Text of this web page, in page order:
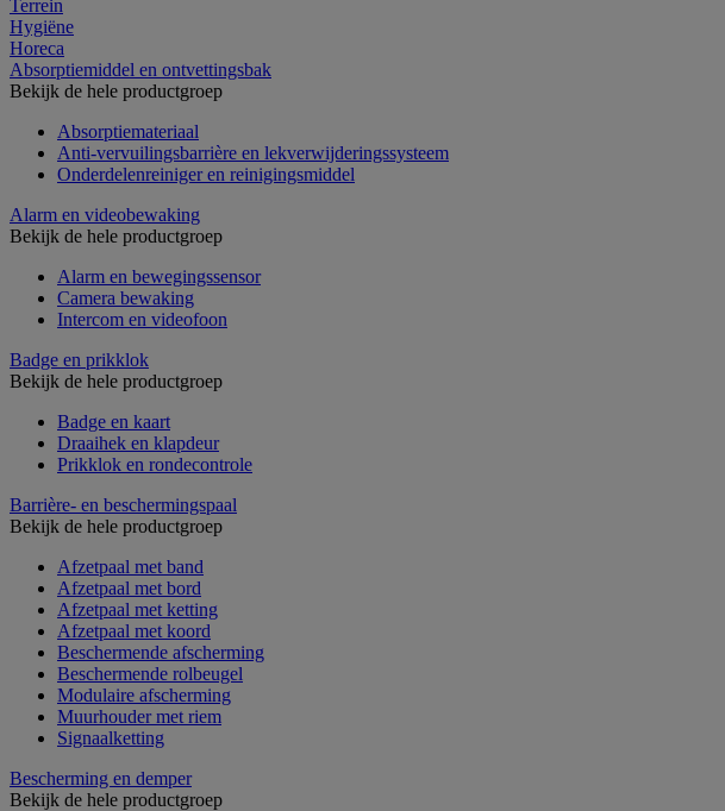
Terrein
Hygiëne
Horeca
Absorptiemiddel en ontvettingsbak
Bekijk de hele productgroep
Absorptiemateriaal
Anti-vervuilingsbarrière en lekverwijderingssysteem
Onderdelenreiniger en reinigingsmiddel
Alarm en videobewaking
Bekijk de hele productgroep
Alarm en bewegingssensor
Camera bewaking
Intercom en videofoon
Badge en prikklok
Bekijk de hele productgroep
Badge en kaart
Draaihek en klapdeur
Prikklok en rondecontrole
Barrière- en beschermingspaal
Bekijk de hele productgroep
Afzetpaal met band
Afzetpaal met bord
Afzetpaal met ketting
Afzetpaal met koord
Beschermende afscherming
Beschermende rolbeugel
Modulaire afscherming
Muurhouder met riem
Signaalketting
Bescherming en demper
Bekijk de hele productgroep